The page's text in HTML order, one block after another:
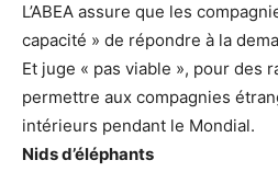
L’ABEA assure que les
capacité » de répondre à la
Et juge « pas viable », pour des
permettre aux compagnies
intérieurs pendant le Mondial.
Nids d’éléphants